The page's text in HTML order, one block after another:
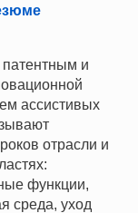
и
ассистивых
отрасли и
функции,
среда, уход